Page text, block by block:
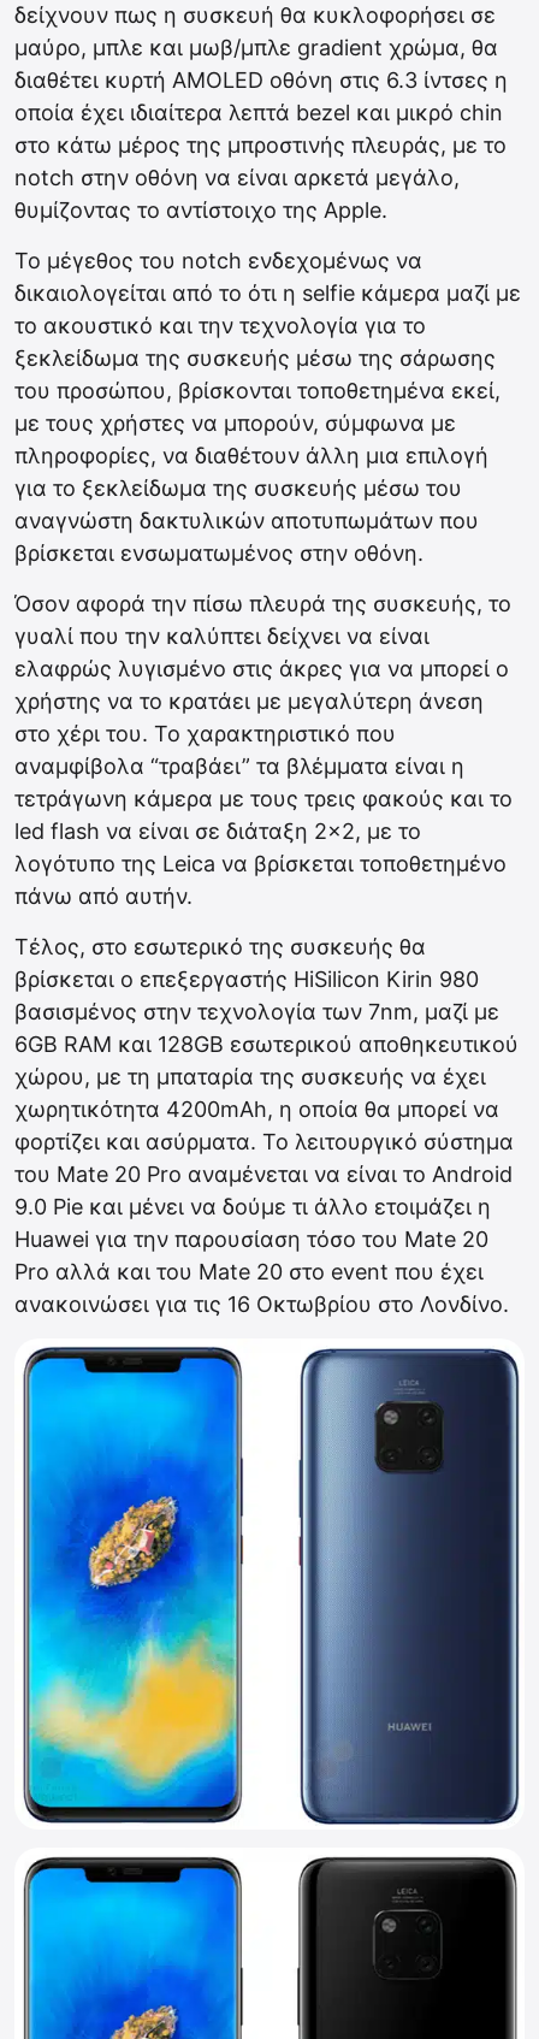
δείχνουν πως η συσκευή θα κυκλοφορήσει σε
μαύρο, μπλε και μωβ/μπλε gradient χρώμα, θα
διαθέτει κυρτή AMOLED οθόνη στις 6.3 ίντσες η
οποία έχει ιδιαίτερα λεπτά bezel και μικρό chin
στο κάτω μέρος της μπροστινής πλευράς, με το
notch στην οθόνη να είναι αρκετά μεγάλο,
θυμίζοντας το αντίστοιχο της Apple.
Το μέγεθος του notch ενδεχομένως να
δικαιολογείται από το ότι η selfie κάμερα μαζί με
το ακουστικό και την τεχνολογία για το
ξεκλείδωμα της συσκευής μέσω της σάρωσης
του προσώπου, βρίσκονται τοποθετημένα εκεί,
με τους χρήστες να μπορούν, σύμφωνα με
πληροφορίες, να διαθέτουν άλλη μια επιλογή
για το ξεκλείδωμα της συσκευής μέσω του
αναγνώστη δακτυλικών αποτυπωμάτων που
βρίσκεται ενσωματωμένος στην οθόνη.
Όσον αφορά την πίσω πλευρά της συσκευής, το
γυαλί που την καλύπτει δείχνει να είναι
ελαφρώς λυγισμένο στις άκρες για να μπορεί ο
χρήστης να το κρατάει με μεγαλύτερη άνεση
στο χέρι του. Το χαρακτηριστικό που
αναμφίβολα “τραβάει” τα βλέμματα είναι η
τετράγωνη κάμερα με τους τρεις φακούς και το
led flash να είναι σε διάταξη 2×2, με το
λογότυπο της Leica να βρίσκεται τοποθετημένο
πάνω από αυτήν.
Τέλος, στο εσωτερικό της συσκευής θα
βρίσκεται ο επεξεργαστής HiSilicon Kirin 980
βασισμένος στην τεχνολογία των 7nm, μαζί με
6GB RAM και 128GB εσωτερικού αποθηκευτικού
χώρου, με τη μπαταρία της συσκευής να έχει
χωρητικότητα 4200mAh, η οποία θα μπορεί να
φορτίζει και ασύρματα. Το λειτουργικό σύστημα
του Mate 20 Pro αναμένεται να είναι το Android
9.0 Pie και μένει να δούμε τι άλλο ετοιμάζει η
Huawei για την παρουσίαση τόσο του Mate 20
Pro αλλά και του Mate 20 στο event που έχει
ανακοινώσει για τις 16 Οκτωβρίου στο Λονδίνο.